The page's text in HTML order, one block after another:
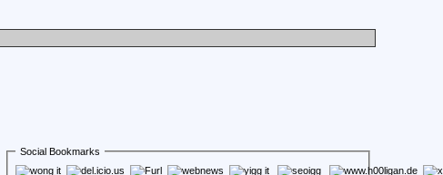
Social Bookmarks